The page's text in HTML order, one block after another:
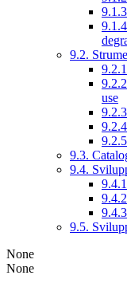
9.2.
use
9.3.
9.4.
9.5.
None
None